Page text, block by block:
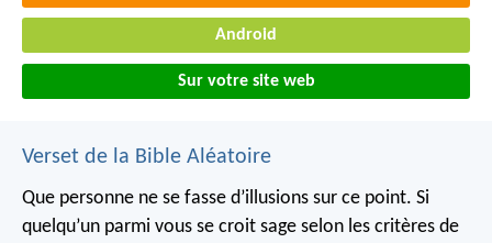
Android
Sur votre site web
Verset de la Bible Aléatoire
Que personne ne se fasse d’illusions sur ce point. Si
quelqu’un parmi vous se croit sage selon les critères de